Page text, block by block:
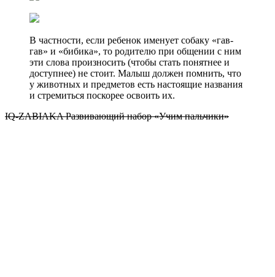
В частности, если ребенок именует собаку «гав-
гав» и «бибика», то родителю при общении с ним
эти слова произносить (чтобы стать понятнее и
доступнее) не стоит. Малыш должен помнить, что
у животных и предметов есть настоящие названия
и стремиться поскорее освоить их.
IQ-ZABIAKA Развивающий набор «Учим пальчики»